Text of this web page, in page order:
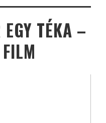
EGY TÉKA –